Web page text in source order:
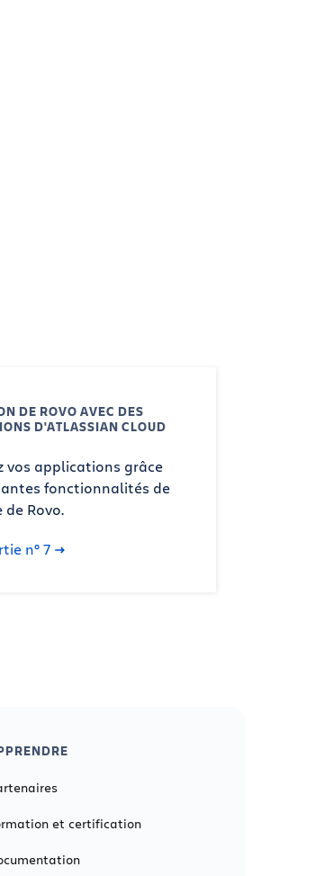
DE ROVO AVEC DES
D'ATLASSIAN CLOUD
vos applications grâce
fonctionnalités de
de Rovo.
n° 7
et certification